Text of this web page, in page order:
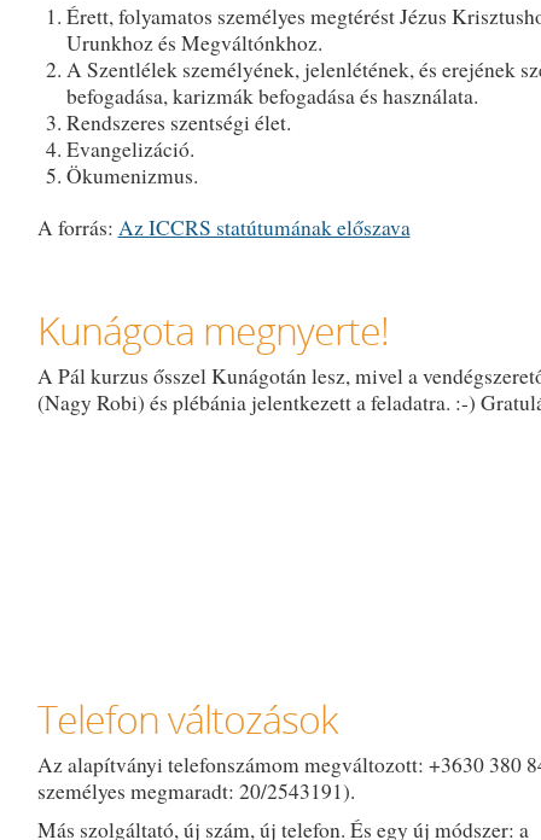
Érett, folyamatos személyes megtérést Jézus
Urunkhoz és Megváltónkhoz.
A Szentlélek személyének, jelenlétének, és erejének
befogadása, karizmák befogadása és használata.
Rendszeres szentségi élet.
Evangelizáció.
Ökumenizmus.
A forrás: Az ICCRS statútumának előszava
Kunágota megnyerte!
A Pál kurzus ősszel Kunágotán lesz, mivel a
(Nagy Robi) és plébánia jelentkezett a feladatra. :-)
Telefon változások
Az alapítványi telefonszámom megváltozott: +3630 380
személyes megmaradt: 20/2543191).
Más szolgáltató, új szám, új telefon. És egy új módszer: a